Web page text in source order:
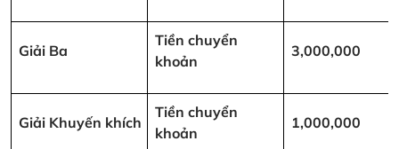
Giải Ba
Tiền chuyển
khoản
3,000,000
Giải Khuyến khích
Tiền chuyển
khoản
1,000,000